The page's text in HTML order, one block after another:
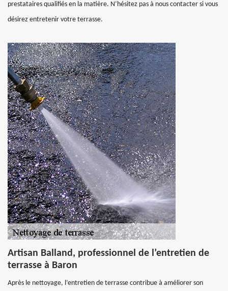
prestataires qualifiés en la matière. N’hésitez pas à nous contacter si vous
désirez entretenir votre terrasse.
Artisan Balland, professionnel de l’entretien de
terrasse à Baron
Après le nettoyage, l’entretien de terrasse contribue à améliorer son